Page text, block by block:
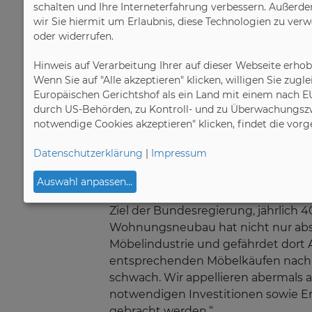
Möbelindustrie
04.09.2024
BAD HONNEF/HERFORD.
Elektroautos als Dienstwagen
„Aus unserer Sicht ist es schwer
Bereiche bereits seit Jahren unter
als eine Million Beschäftigte und
Beschäftigten. Die Baukonjunktur
Ziel der Bundesregierung, jährlich
Wohnungsneubau hat nicht nur
Möbelindustrie und gefährdet dort
entsprechenden Möbelkäufen
schwach. Wir appellieren abermals
notwendigen Investitionen sowie
schalten und Ihre Interneterfahrung verbessern.
wir Sie hiermit um Erlaubnis, diese Technologien zu
oder widerrufen.
Hinweis auf Verarbeitung Ihrer auf dieser Webseite
Wenn Sie auf "Alle akzeptieren" klicken, willigen Sie
Europäischen Gerichtshof als ein Land mit einem nach
durch US-Behörden, zu Kontroll- und zu
notwendige Cookies akzeptieren" klicken, findet die
Datenschutzerklärung | Impressum
Auswahl anpassen...